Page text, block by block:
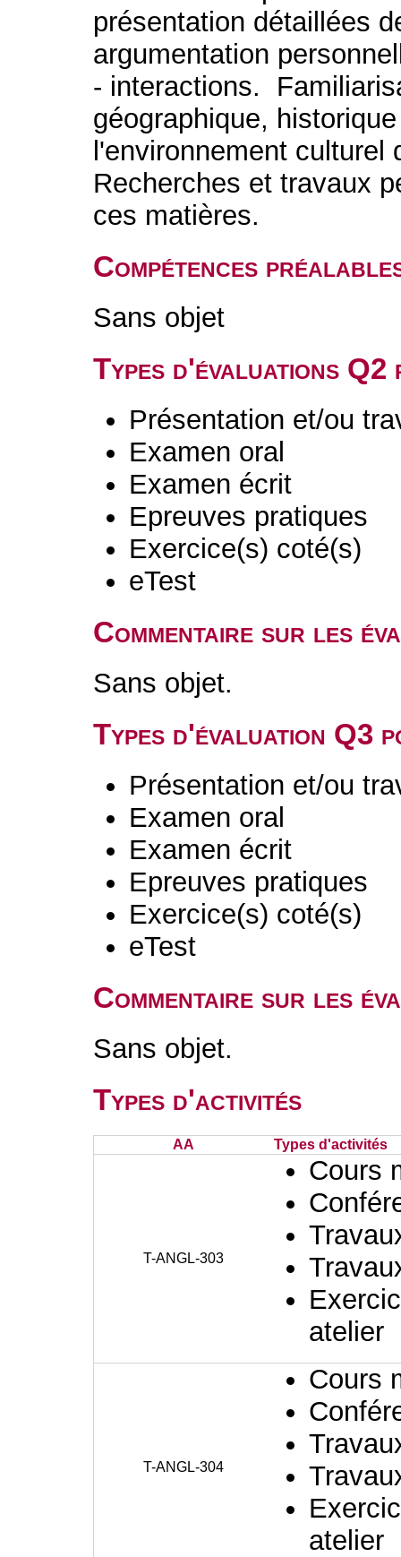
présentation détaillées
argumentation
- interactions.
géographique,
l'environnement culturel
Recherches et travaux
ces matières.
Compétences
Sans objet
Types d'évaluations
Présentation et/ou
Examen oral
Examen écrit
Epreuves pratiques
Exercice(s) coté(s)
eTest
Commentaire sur les
Sans objet.
Types d'évaluation Q3
Présentation et/ou
Examen oral
Examen écrit
Epreuves pratiques
Exercice(s) coté(s)
eTest
Commentaire sur les
Sans objet.
Types d'activités
AA Types d'activités
T-ANGL-303
Cours
atelier
T-ANGL-304
Cours
atelier